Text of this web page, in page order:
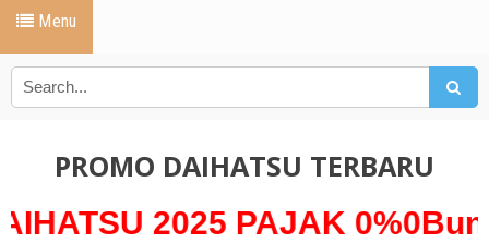
Menu
PROMO DAIHATSU TERBARU
2025 PAJAK 0%0Bunga 0%